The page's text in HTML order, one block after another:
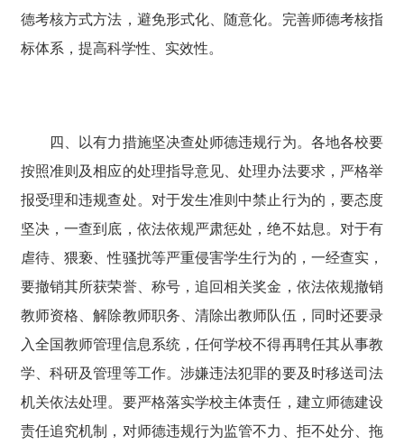
德考核方式方法，避免形式化、随意化。完善师德考核指
标体系，提高科学性、实效性。
四、以有力措施坚决查处师德违规行为。各地各校要
按照准则及相应的处理指导意见、处理办法要求，严格举
报受理和违规查处。对于发生准则中禁止行为的，要态度
坚决，一查到底，依法依规严肃惩处，绝不姑息。对于有
虐待、猥亵、性骚扰等严重侵害学生行为的，一经查实，
要撤销其所获荣誉、称号，追回相关奖金，依法依规撤销
教师资格、解除教师职务、清除出教师队伍，同时还要录
入全国教师管理信息系统，任何学校不得再聘任其从事教
学、科研及管理等工作。涉嫌违法犯罪的要及时移送司法
机关依法处理。要严格落实学校主体责任，建立师德建设
责任追究机制，对师德违规行为监管不力、拒不处分、拖